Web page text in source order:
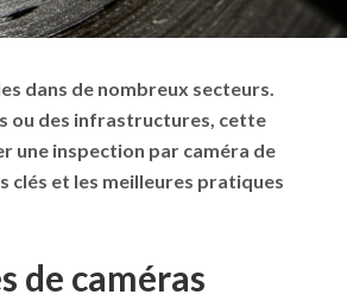
dans de nombreux secteurs.
ou des infrastructures, cette
une inspection par caméra de
clés et les meilleures pratiques
de caméras